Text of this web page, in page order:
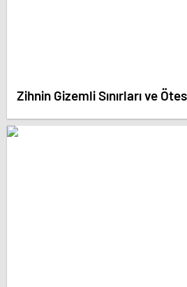
Zihnin Gizemli Sınırları ve